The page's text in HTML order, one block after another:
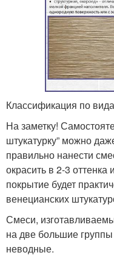
Классификация по
На заметку!
штукатурку” можно
правильно нанести
окрасить в 2-3
покрытие будет
венецианских
Смеси,
на две большие
неводные.